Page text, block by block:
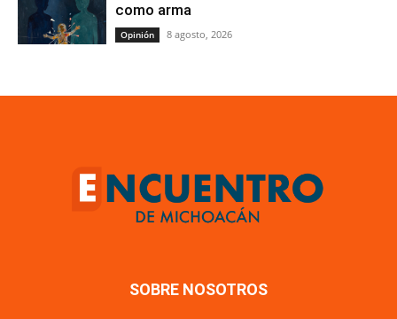
como arma
Opinión 8 agosto, 2026
SOBRE NOSOTROS